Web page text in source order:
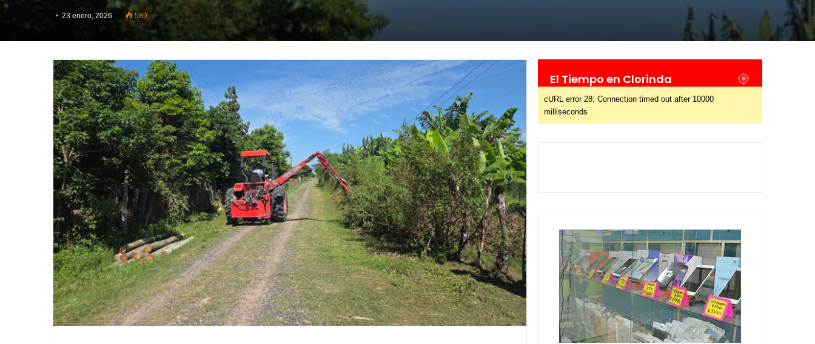
23 enero, 2026 589
El Tiempo en Clorinda
cURL error 28: Connection timed out after 10000
milliseconds